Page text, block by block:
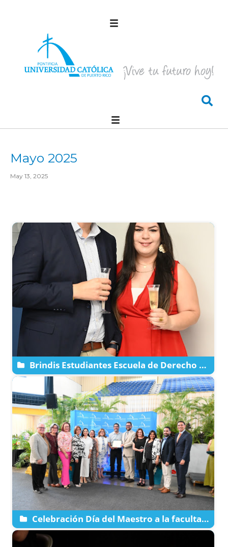
Mayo 2025
May 13, 2025
Brindis Estudiantes Escuela de Derecho de
la Católica
Celebración Día del Maestro a la facultad
de la Católica